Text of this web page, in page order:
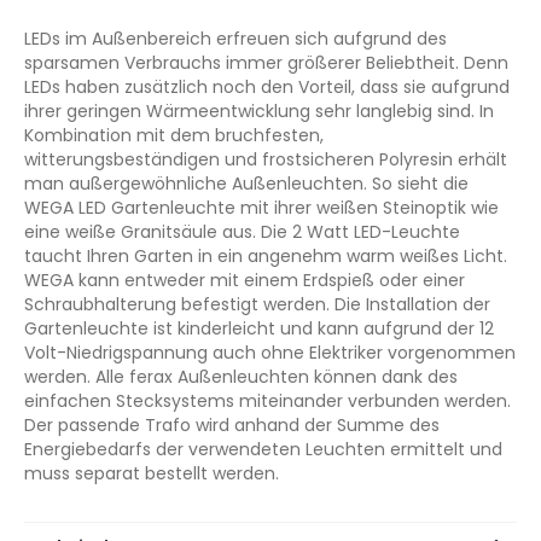
LEDs im Außenbereich erfreuen sich aufgrund des
sparsamen Verbrauchs immer größerer Beliebtheit. Denn
LEDs haben zusätzlich noch den Vorteil, dass sie aufgrund
ihrer geringen Wärmeentwicklung sehr langlebig sind. In
Kombination mit dem bruchfesten,
witterungsbeständigen und frostsicheren Polyresin erhält
man außergewöhnliche Außenleuchten. So sieht die
WEGA LED Gartenleuchte mit ihrer weißen Steinoptik wie
eine weiße Granitsäule aus. Die 2 Watt LED-Leuchte
taucht Ihren Garten in ein angenehm warm weißes Licht.
WEGA kann entweder mit einem Erdspieß oder einer
Schraubhalterung befestigt werden. Die Installation der
Gartenleuchte ist kinderleicht und kann aufgrund der 12
Volt-Niedrigspannung auch ohne Elektriker vorgenommen
werden. Alle ferax Außenleuchten können dank des
einfachen Stecksystems miteinander verbunden werden.
Der passende Trafo wird anhand der Summe des
Energiebedarfs der verwendeten Leuchten ermittelt und
muss separat bestellt werden.